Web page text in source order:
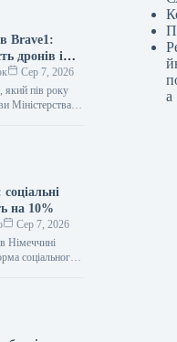
Brave1:
дронів і
Сер 7, 2026
який пів року
Міністерства
– очолив
на 10%
Сер 7, 2026
Німеччині
соціального
а